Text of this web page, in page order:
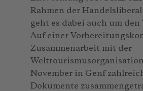
Rahmen der
geht es dabei auch um den
Auf einer
Zusammenarbeit mit der
November in Genf
Dokumente